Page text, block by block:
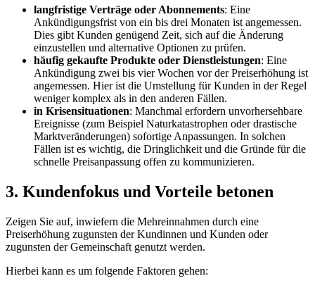
langfristige Verträge oder Abonnements: Eine
Ankündigungsfrist von ein bis drei Monaten ist angemessen.
Dies gibt Kunden genügend Zeit, sich auf die Änderung
einzustellen und alternative Optionen zu prüfen.
häufig gekaufte Produkte oder Dienstleistungen: Eine
Ankündigung zwei bis vier Wochen vor der Preiserhöhung ist
angemessen. Hier ist die Umstellung für Kunden in der Regel
weniger komplex als in den anderen Fällen.
in Krisensituationen: Manchmal erfordern unvorhersehbare
Ereignisse (zum Beispiel Naturkatastrophen oder drastische
Marktveränderungen) sofortige Anpassungen. In solchen
Fällen ist es wichtig, die Dringlichkeit und die Gründe für die
schnelle Preisanpassung offen zu kommunizieren.
3. Kundenfokus und Vorteile betonen
Zeigen Sie auf, inwiefern die Mehreinnahmen durch eine
Preiserhöhung zugunsten der Kundinnen und Kunden oder
zugunsten der Gemeinschaft genutzt werden.
Hierbei kann es um folgende Faktoren gehen: